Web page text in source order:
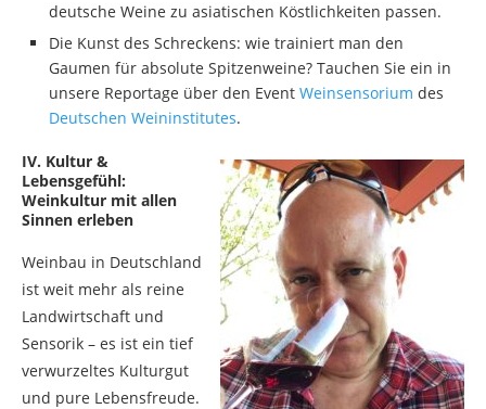
deutsche Weine zu asiatischen Köstlichkeiten passen.
Die Kunst des Schreckens: wie trainiert man den
Gaumen für absolute Spitzenweine? Tauchen Sie ein in
unsere Reportage über den Event Weinsensorium des
Deutschen Weininstitutes.
IV. Kultur &
Lebensgefühl:
Weinkultur mit allen
Sinnen erleben
Weinbau in Deutschland
ist weit mehr als reine
Landwirtschaft und
Sensorik – es ist ein tief
verwurzeltes Kulturgut
und pure Lebensfreude.